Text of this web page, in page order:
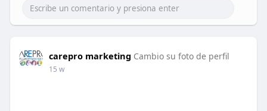
carepro marketing Cambio su foto de perfil
15 w